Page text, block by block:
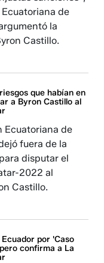
de
la
Castillo.
que habían en
a Byron Castillo al
Ecuatoriana de
fuera de la
disputar el
2022 al
Castillo.
por 'Caso
confirma a La